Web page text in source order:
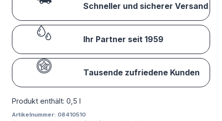
Schneller und sicherer Versand
Ihr Partner seit 1959
Tausende zufriedene Kunden
Produkt enthält: 0,5 l
Artikelnummer: 08410510